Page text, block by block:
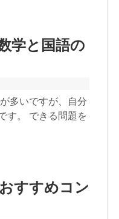
学と国語の
多いですが、自分
す。 できる問題を
すすめコン